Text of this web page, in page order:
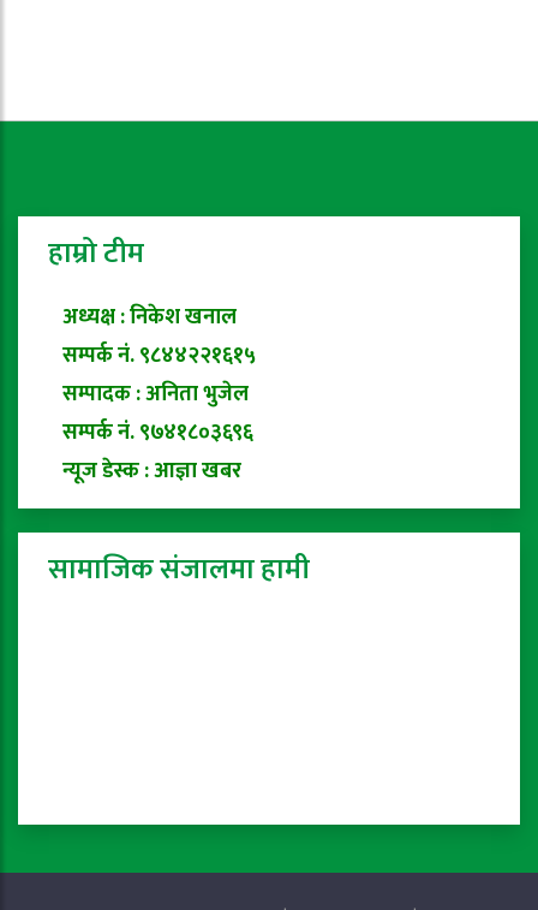
हाम्रो टीम
अध्यक्ष : निकेश खनाल
सम्पर्क नं. ९८४४२२१६१५
सम्पादक : अनिता भुजेल
सम्पर्क नं. ९७४१८०३६९६
न्यूज डेस्क : आज्ञा खबर
सामाजिक संजालमा हामी